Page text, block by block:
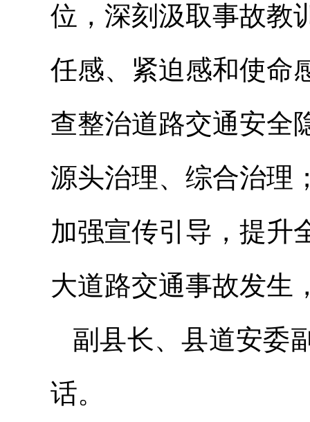
位，深刻汲取事故教
任感、紧迫感和使命
查整治道路交通安全
源头治理、综合治理
加强宣传引导，提升
大道路交通事故发生
副县长、县道安委
话。